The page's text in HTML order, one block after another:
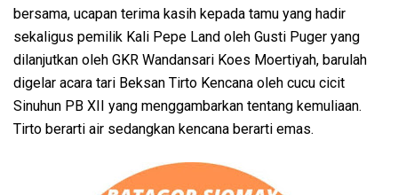
bersama, ucapan terima kasih kepada tamu yang hadir
sekaligus pemilik Kali Pepe Land oleh Gusti Puger yang
dilanjutkan oleh GKR Wandansari Koes Moertiyah, barulah
digelar acara tari Beksan Tirto Kencana oleh cucu cicit
Sinuhun PB XII yang menggambarkan tentang kemuliaan.
Tirto berarti air sedangkan kencana berarti emas.